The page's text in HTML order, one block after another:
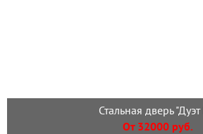
Стальная дверь
От 32000 руб.